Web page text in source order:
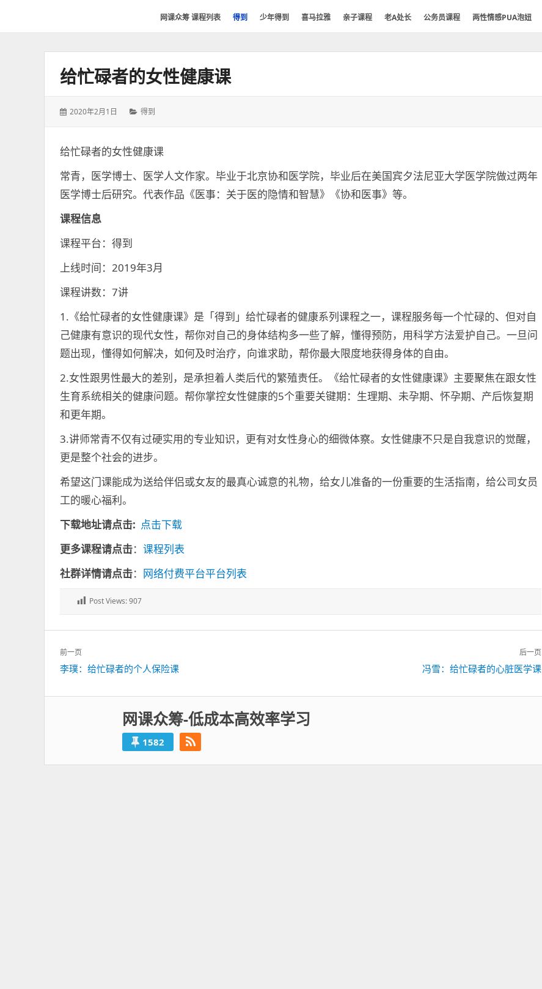
课
群-
网课众筹 课程列表 得到 少年得到 喜马拉雅 亲子课程 老A处长 公务员课程 两性情感PUA泡妞
给忙碌者的女性健康课
发
2020年2月1日
分
得到
给忙碌者的女性健康课
常青，医学博士、医学人文作家。毕业于北京协和医学院，毕业后在美国宾夕法尼亚大学医学院做过两年
医学博士后研究。代表作品《医事：关于医的隐情和智慧》《协和医事》等。
课程信息
课程平台：得到
上线时间：2019年3月
课程讲数：7讲
1.《给忙碌者的女性健康课》是「得到」给忙碌者的健康系列课程之一，课程服务每一个忙碌的、但对自
己健康有意识的现代女性，帮你对自己的身体结构多一些了解，懂得预防，用科学方法爱护自己。一旦问
题出现，懂得如何解决，如何及时治疗，向谁求助，帮你最大限度地获得身体的自由。
2.女性跟男性最大的差别，是承担着人类后代的繁殖责任。《给忙碌者的女性健康课》主要聚焦在跟女性
生育系统相关的健康问题。帮你掌控女性健康的5个重要关键期：生理期、未孕期、怀孕期、产后恢复期
和更年期。
3.讲师常青不仅有过硬实用的专业知识，更有对女性身心的细微体察。女性健康不只是自我意识的觉醒，
更是整个社会的进步。
希望这门课能成为送给伴侣或女友的最真心诚意的礼物，给女儿准备的一份重要的生活指南，给公司女员
工的暖心福利。
下载地址请点击: 点击下载
更多课程请点击： 课程列表
社群详情请点击： 网络付费平台平台列表
Post Views:907
文
章
导
航
前一页
上
篇：
李璞：给忙碌者的个人保险课
后一页
篇：
冯雪：给忙碌者的心脏医学课
网课众筹-低成本高效率学习
1582